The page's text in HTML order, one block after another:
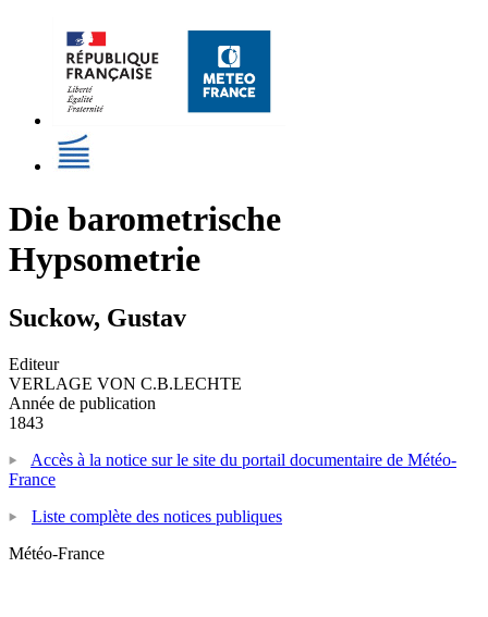
Die barometrische
Hypsometrie
Suckow, Gustav
Editeur
VERLAGE VON C.B.LECHTE
Année de publication
1843
Accès à la notice sur le site du portail documentaire de Météo-
France
Liste complète des notices publiques
Météo-France